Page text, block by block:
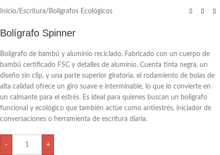
Inicio/ Escritura/ Bolígrafos Ecológicos
Bolígrafo Spinner
Bolígrafo de bambú y aluminio reciclado. Fabricado con un cuerpo de
bambú certificado FSC y detalles de aluminio. Cuenta tinta negra, un
diseño sin clip, y una parte superior giratoria, el rodamiento de bolas de
alta calidad ofrece un giro suave e interminable, lo que lo convierte en
un calmante para el estrés. Es ideal para quienes buscan un bolígrafo
funcional y ecológico que también actúe como antiestrés, iniciador de
conversaciones o herramienta de escritura diaria.
- +